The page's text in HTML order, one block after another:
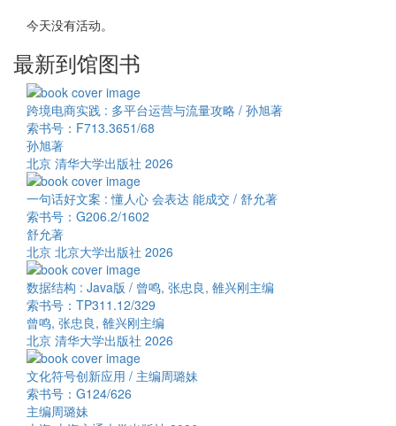
今天没有活动。
最新到馆图书
跨境电商实践 : 多平台运营与流量攻略 / 孙旭著
索书号：F713.3651/68
孙旭著
北京 清华大学出版社 2026
一句话好文案 : 懂人心 会表达 能成交 / 舒允著
索书号：G206.2/1602
舒允著
北京 北京大学出版社 2026
数据结构 : Java版 / 曾鸣, 张忠良, 雒兴刚主编
索书号：TP311.12/329
曾鸣, 张忠良, 雒兴刚主编
北京 清华大学出版社 2026
文化符号创新应用 / 主编周璐妹
索书号：G124/626
主编周璐妹